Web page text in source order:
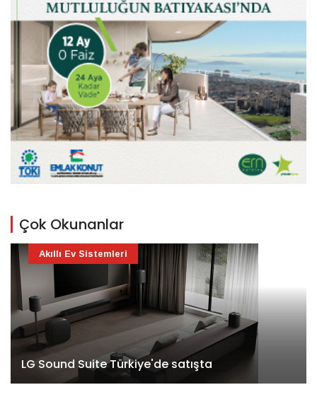
Çok Okunanlar
LG Sound Suite Türkiye'de satışta
Akıllı Ev Sistemleri